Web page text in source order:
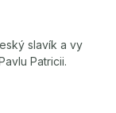
slavík a vy
Patricii.